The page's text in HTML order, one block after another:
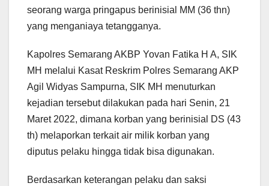
seorang warga pringapus berinisial MM (36 thn)
yang menganiaya tetangganya.
Kapolres Semarang AKBP Yovan Fatika H A, SIK
MH melalui Kasat Reskrim Polres Semarang AKP
Agil Widyas Sampurna, SIK MH menuturkan
kejadian tersebut dilakukan pada hari Senin, 21
Maret 2022, dimana korban yang berinisial DS (43
th) melaporkan terkait air milik korban yang
diputus pelaku hingga tidak bisa digunakan.
Berdasarkan keterangan pelaku dan saksi